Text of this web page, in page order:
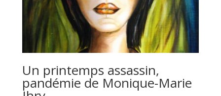
Un printemps assassin,
pandémie de Monique-Marie